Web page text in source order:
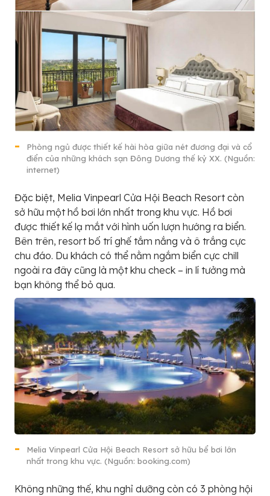
Phòng ngủ được thiết kế hài hòa giữa nét đương đại và cổ
điển của những khách sạn Đông Dương thế kỷ XX. (Nguồn:
internet)
Đặc biệt, Melia Vinpearl Cửa Hội Beach Resort còn
sở hữu một hồ bơi lớn nhất trong khu vực. Hồ bơi
được thiết kế lạ mắt với hình uốn lượn hướng ra biển.
Bên trên, resort bố trí ghế tắm nắng và ô trắng cực
chu đáo. Du khách có thể nằm ngắm biển cực chill
ngoài ra đây cũng là một khu check – in lí tưởng mà
bạn không thể bỏ qua.
Melia Vinpearl Cửa Hội Beach Resort sở hữu bể bơi lớn
nhất trong khu vực. (Nguồn: booking.com)
Không những thế, khu nghỉ dưỡng còn có 3 phòng hội